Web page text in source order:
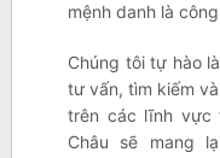
mệnh danh là
Chúng tôi tự hào
tư vấn, tìm kiếm
trên các lĩnh vực
Châu sẽ mang